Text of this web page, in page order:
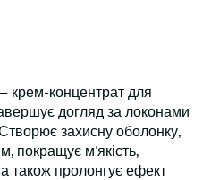
крем-концентрат для
догляд за локонами
захисну оболонку,
покращує м'якість,
також пролонгує ефект